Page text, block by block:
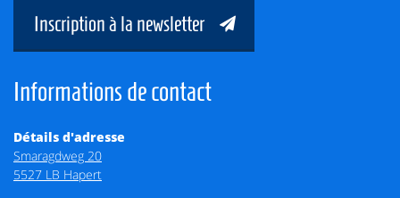
Inscription à la newsletter
Informations de contact
Détails d'adresse
Smaragdweg 20
5527 LB Hapert